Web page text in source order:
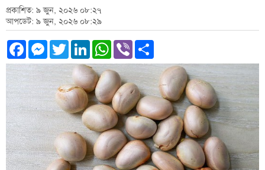
প্রকাশিত: ৯ জুন, ২০২৬ ০৮:২৭
আপডেট: ৯ জুন, ২০২৬ ০৮:২৯
Facebook
Messenger
TwitterLinkedInWhatsApp
Viber